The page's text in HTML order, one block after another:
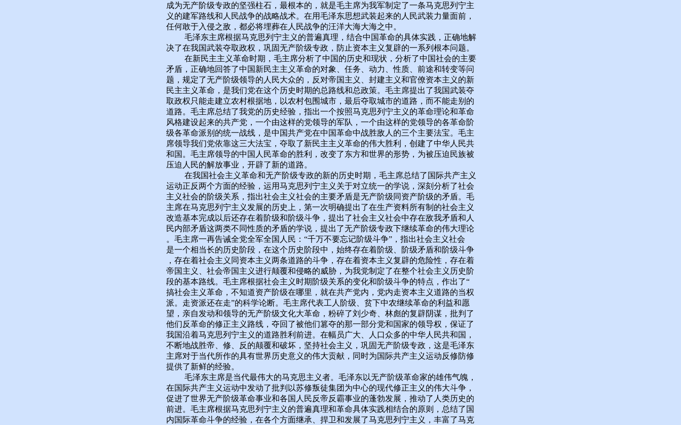
成为无产阶级专政的坚强柱石，最根本的，就是毛主席为我军制定了一条马克思列宁主
义的建军路线和人民战争的战略战术。在用毛泽东思想武装起来的人民武装力量面前，
任何敢于入侵之敌，都必将埋葬在人民战争的汪洋大海大海之中。
毛泽东主席根据马克思列宁主义的普遍真理，结合中国革命的具体实践，正确地解
决了在我国武装夺取政权，巩固无产阶级专政，防止资本主义复辟的一系列根本问题。
在新民主主义革命时期，毛主席分析了中国的历史和现状，分析了中国社会的主要
矛盾，正确地回答了中国新民主主义革命的对象、任务、动力、性质、前途和转变等问
题，规定了无产阶级领导的人民大众的，反对帝国主义、封建主义和官僚资本主义的新
民主主义革命，是我们党在这个历史时期的总路线和总政策。毛主席提出了我国武装夺
取政权只能走建立农村根据地，以农村包围城市，最后夺取城市的道路，而不能走别的
道路。毛主席总结了我党的历史经验，指出一个按照马克思列宁主义的革命理论和革命
风格建设起来的共产党，一个由这样的党领导的军队，一个由这样的党领导的各革命阶
级各革命派别的统一战线，是中国共产党在中国革命中战胜敌人的三个主要法宝。毛主
席领导我们党依靠这三大法宝，夺取了新民主主义革命的伟大胜利，创建了中华人民共
和国。毛主席领导的中国人民革命的胜利，改变了东方和世界的形势，为被压迫民族被
压迫人民的解放事业，开辟了新的道路。
在我国社会主义革命和无产阶级专政的新的历史时期，毛主席总结了国际共产主义
运动正反两个方面的经验，运用马克思列宁主义关于对立统一的学说，深刻分析了社会
主义社会的阶级关系，指出社会主义社会的主要矛盾是无产阶级同资产阶级的矛盾。毛
主席在马克思列宁主义发展的历史上，第一次明确提出了在生产资料所有制的社会主义
改造基本完成以后还存在着阶级和阶级斗争，提出了社会主义社会中存在敌我矛盾和人
民内部矛盾这两类不同性质的矛盾的学说，提出了无产阶级专政下继续革命的伟大理论
。毛主席一再告诫全党全军全国人民：“千万不要忘记阶级斗争”，指出社会主义社会
是一个相当长的历史阶段，在这个历史阶段中，始终存在着阶级、阶级矛盾和阶级斗争
，存在着社会主义同资本主义两条道路的斗争，存在着资本主义复辟的危险性，存在着
帝国主义、社会帝国主义进行颠覆和侵略的威胁，为我党制定了在整个社会主义历史阶
段的基本路线。毛主席根据社会主义时期阶级关系的变化和阶级斗争的特点，作出了“
搞社会主义革命，不知道资产阶级在哪里，就在共产党内，党内走资本主义道路的当权
派。走资派还在走”的科学论断。毛主席代表工人阶级、贫下中农继续革命的利益和愿
望，亲自发动和领导的无产阶级文化大革命，粉碎了刘少奇、林彪的复辟阴谋，批判了
他们反革命的修正主义路线，夺回了被他们篡夺的那一部分党和国家的领导权，保证了
我国沿着马克思列宁主义的道路胜利前进。在幅员广大、人口众多的中华人民共和国，
不断地战胜帝、修、反的颠覆和破坏，坚持社会主义，巩固无产阶级专政，这是毛泽东
主席对于当代所作的具有世界历史意义的伟大贡献，同时为国际共产主义运动反修防修
提供了新鲜的经验。
毛泽东主席是当代最伟大的马克思主义者。毛泽东以无产阶级革命家的雄伟气魄，
在国际共产主义运动中发动了批判以苏修叛徒集团为中心的现代修正主义的伟大斗争，
促进了世界无产阶级革命事业和各国人民反帝反霸事业的蓬勃发展，推动了人类历史的
前进。毛主席根据马克思列宁主义的普遍真理和革命具体实践相结合的原则，总结了国
内国际革命斗争的经验，在各个方面继承、捍卫和发展了马克思列宁主义，丰富了马克